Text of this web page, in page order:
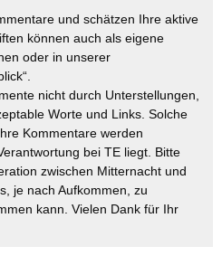
und schätzen Ihre aktive
können auch als eigene
oder in unserer
nicht durch Unterstellungen,
Worte und Links. Solche
Kommentare werden
bei TE liegt. Bitte
zwischen Mitternacht und
je nach Aufkommen, zu
kann. Vielen Dank für Ihr